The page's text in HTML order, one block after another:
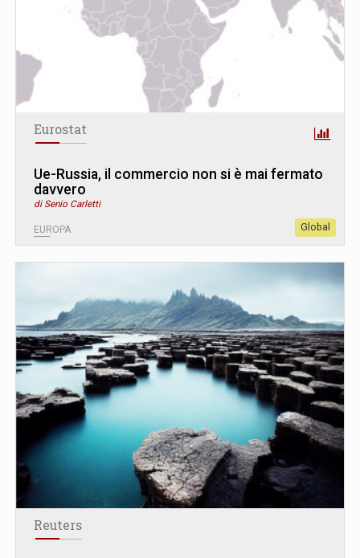
Eurostat
Ue-Russia, il commercio non si è mai fermato
davvero
di Senio Carletti
EUROPA Global
Reuters